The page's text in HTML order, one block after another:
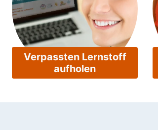
Verpassten Lernstoff
aufholen